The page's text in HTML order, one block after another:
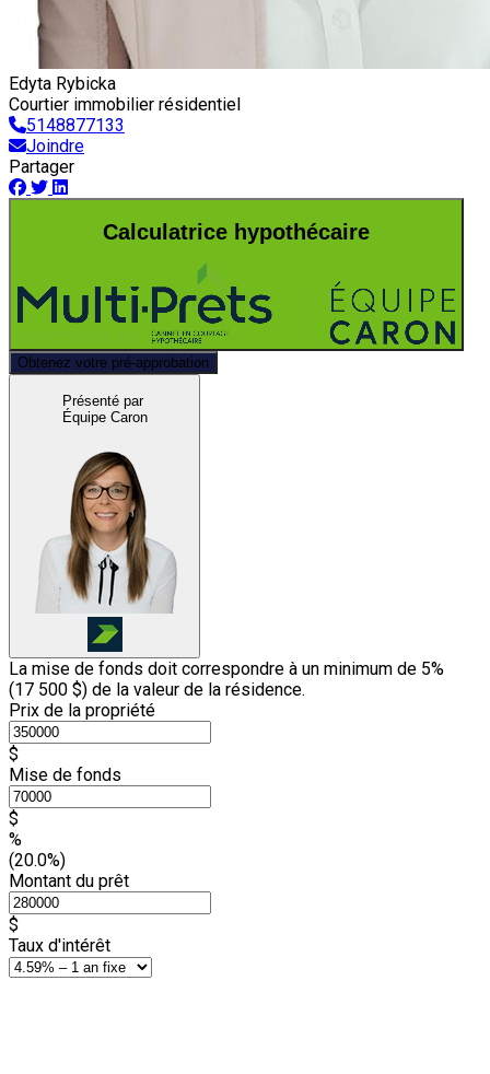
Edyta Rybicka
Courtier immobilier résidentiel
5148877133
Joindre
Partager
Calculatrice hypothécaire
Obtenez votre pré-approbation
Présenté par
Équipe Caron
La mise de fonds doit correspondre à un minimum de 5%
(17 500 $) de la valeur de la résidence.
Prix de la propriété
$
Mise de fonds
$
%
(20.0%)
Montant du prêt
$
Taux d'intérêt